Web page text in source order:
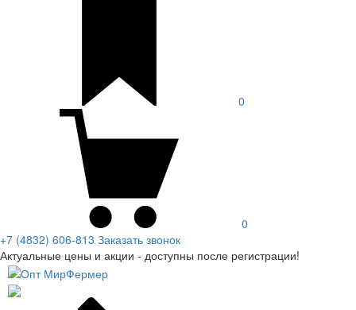
0
0
+7 (4832) 606-813 Заказать звонок
Актуальные цены и акции - доступны после регистрации!